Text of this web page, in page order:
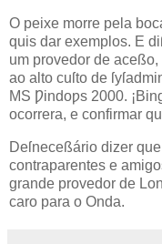
O peixe morre pela
quis dar exemplos. E
um provedor de
ao alto cuſto de
MS Ƿindoƿs 2000.
ocorrera, e confirmar
Deſneceßário dizer
contraparentes e
grande provedor de
caro para o Onda.